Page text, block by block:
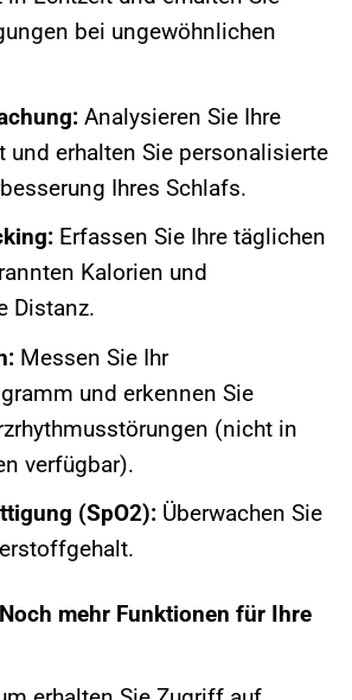
bei ungewöhnlichen
Analysieren Sie Ihre
und erhalten Sie personalisierte
Ihres Schlafs.
Erfassen Sie Ihre täglichen
Kalorien und
Distanz.
Messen Sie Ihr
und erkennen Sie
(nicht in
verfügbar).
(SpO2):Überwachen Sie
mehr Funktionen für Ihre